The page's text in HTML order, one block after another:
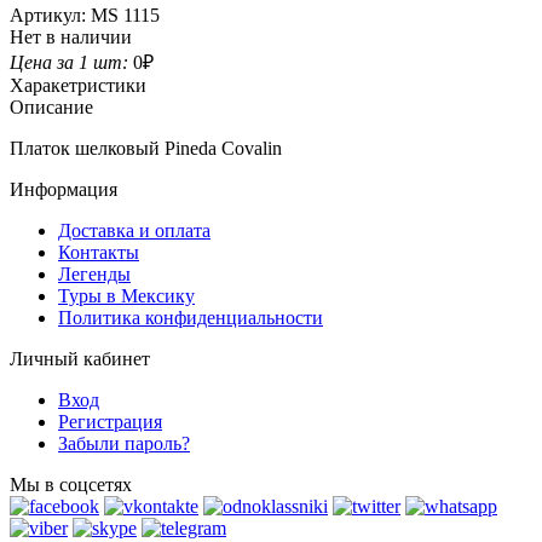
Артикул: MS 1115
Нет в наличии
Цена за 1 шт: 0₽
Харакетристики
Описание
Платок шелковый Pineda Covalin
Информация
Доставка и оплата
Контакты
Легенды
Туры в Мексику
Политика конфиденциальности
Личный кабинет
Вход
Регистрация
Забыли пароль?
Мы в соцсетях